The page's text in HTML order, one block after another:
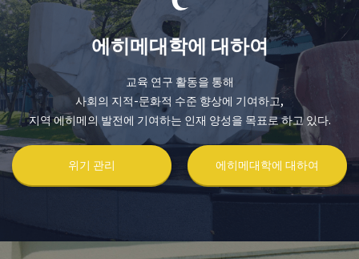
에히메대학에 대하여
교육 연구 활동을 통해
사회의 지적-문화적 수준 향상에 기여하고,
지역 에히메의 발전에 기여하는 인재 양성을 목표로 하고 있다.
위기 관리 에히메대학에 대하여